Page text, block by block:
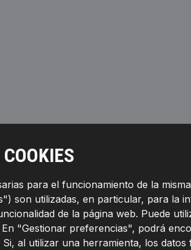
para el funcionamiento de la
son utilizadas, en particular, para la
de la página web. Puede
"Gestionar preferencias", podrá
al utilizar una herramienta, los